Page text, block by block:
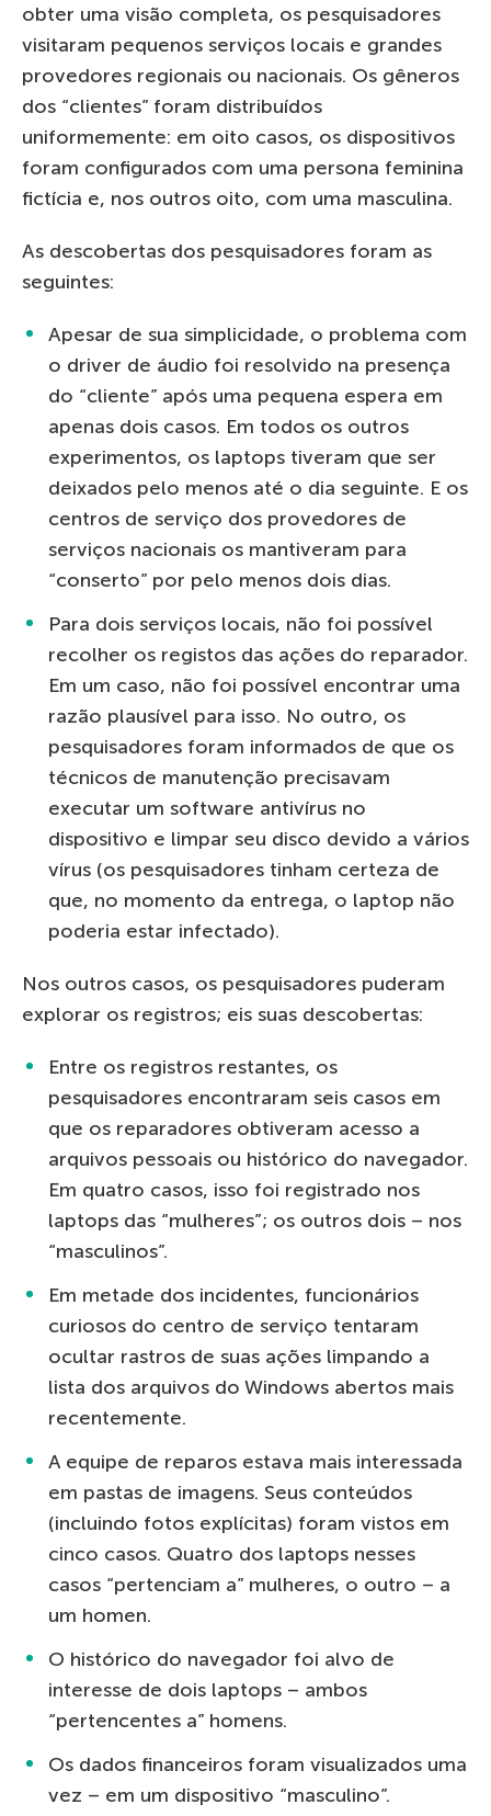
obter uma visão completa, os pesquisadores
visitaram pequenos serviços locais e grandes
provedores regionais ou nacionais. Os gêneros
dos “clientes” foram distribuídos
uniformemente: em oito casos, os dispositivos
foram configurados com uma persona feminina
fictícia e, nos outros oito, com uma masculina.
As descobertas dos pesquisadores foram as
seguintes:
Apesar de sua simplicidade, o problema com
o driver de áudio foi resolvido na presença
do “cliente” após uma pequena espera em
apenas dois casos. Em todos os outros
experimentos, os laptops tiveram que ser
deixados pelo menos até o dia seguinte. E os
centros de serviço dos provedores de
serviços nacionais os mantiveram para
“conserto” por pelo menos dois dias.
Para dois serviços locais, não foi possível
recolher os registos das ações do reparador.
Em um caso, não foi possível encontrar uma
razão plausível para isso. No outro, os
pesquisadores foram informados de que os
técnicos de manutenção precisavam
executar um software antivírus no
dispositivo e limpar seu disco devido a vários
vírus (os pesquisadores tinham certeza de
que, no momento da entrega, o laptop não
poderia estar infectado).
Nos outros casos, os pesquisadores puderam
explorar os registros; eis suas descobertas:
Entre os registros restantes, os
pesquisadores encontraram seis casos em
que os reparadores obtiveram acesso a
arquivos pessoais ou histórico do navegador.
Em quatro casos, isso foi registrado nos
laptops das “mulheres”; os outros dois – nos
“masculinos”.
Em metade dos incidentes, funcionários
curiosos do centro de serviço tentaram
ocultar rastros de suas ações limpando a
lista dos arquivos do Windows abertos mais
recentemente.
A equipe de reparos estava mais interessada
em pastas de imagens. Seus conteúdos
(incluindo fotos explícitas) foram vistos em
cinco casos. Quatro dos laptops nesses
casos “pertenciam a” mulheres, o outro – a
um homen.
O histórico do navegador foi alvo de
interesse de dois laptops – ambos
“pertencentes a” homens.
Os dados financeiros foram visualizados uma
vez – em um dispositivo “masculino”.